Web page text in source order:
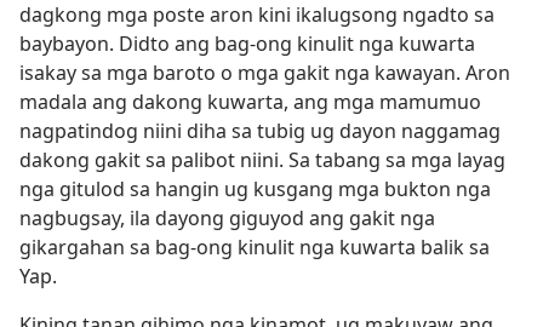
dagkong mga poste aron kini ikalugsong ngadto sa
baybayon. Didto ang bag-ong kinulit nga kuwarta
isakay sa mga baroto o mga gakit nga kawayan. Aron
madala ang dakong kuwarta, ang mga mamumuo
nagpatindog niini diha sa tubig ug dayon naggamag
dakong gakit sa palibot niini. Sa tabang sa mga layag
nga gitulod sa hangin ug kusgang mga bukton nga
nagbugsay, ila dayong giguyod ang gakit nga
gikargahan sa bag-ong kinulit nga kuwarta balik sa
Yap.